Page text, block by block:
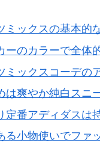
ミックスの基本的
ーのカラーで全体
ミックスコーデの
は爽やか純白スニ
定番アディダスは
る小物使いでファ